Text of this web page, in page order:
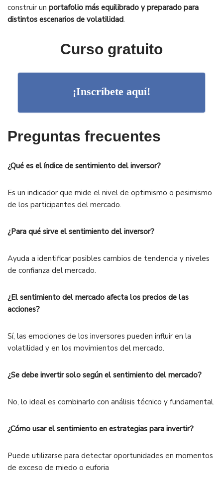
construir un portafolio más equilibrado y preparado para
distintos escenarios de volatilidad.
Curso gratuito
¡Inscríbete aquí!
Preguntas frecuentes
¿Qué es el índice de sentimiento del inversor?
Es un indicador que mide el nivel de optimismo o pesimismo
de los participantes del mercado.
¿Para qué sirve el sentimiento del inversor?
Ayuda a identificar posibles cambios de tendencia y niveles
de confianza del mercado.
¿El sentimiento del mercado afecta los precios de las
acciones?
Sí, las emociones de los inversores pueden influir en la
volatilidad y en los movimientos del mercado.
¿Se debe invertir solo según el sentimiento del mercado?
No, lo ideal es combinarlo con análisis técnico y fundamental.
¿Cómo usar el sentimiento en estrategias para invertir?
Puede utilizarse para detectar oportunidades en momentos
de exceso de miedo o euforia